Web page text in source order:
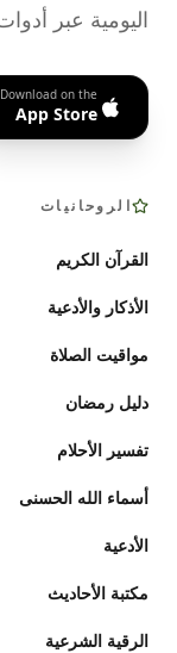
اليومية عبر
Download on the
App Store
الروحانيات
القرآن الكريم
الأذكار والأدعية
مواقيت الصلاة
دليل رمضان
تفسير الأحلام
أسماء الله الحسنى
الأدعية
مكتبة الأحاديث
الرقية الشرعية